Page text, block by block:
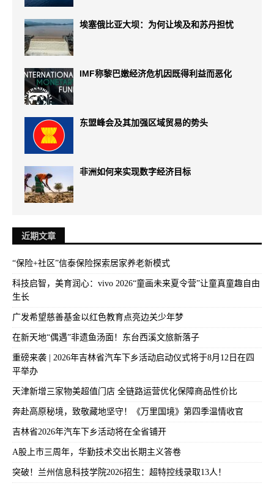
埃塞俄比亚大坝：为何让埃及和苏丹担忧
IMF称黎巴嫩经济危机因既得利益而恶化
东盟峰会及其加强区域贸易的势头
非洲如何来实现数字经济目标
近期文章
“保险+社区”信泰保险探索居家养老新模式
科技启智，美育润心：vivo 2026“童画未来夏令营”让童真童趣自由
生长
广发希望慈善基金以红色教育点亮边关少年梦
在新天地“偶遇”非遗鱼汤面！东台西溪文旅新落子
重磅来袭 | 2026年吉林省汽车下乡活动启动仪式将于8月12日在四
平举办
天津新增三家物美超值门店 全链路运营优化保障商品性价比
奔赴高原秘境，致敬藏地坚守！《万里国境》第四季温情收官
吉林省2026年汽车下乡活动将在全省铺开
A股上市三周年，华勤技术交出长期主义答卷
突破！兰州信息科技学院2026招生：超特控线录取13人！